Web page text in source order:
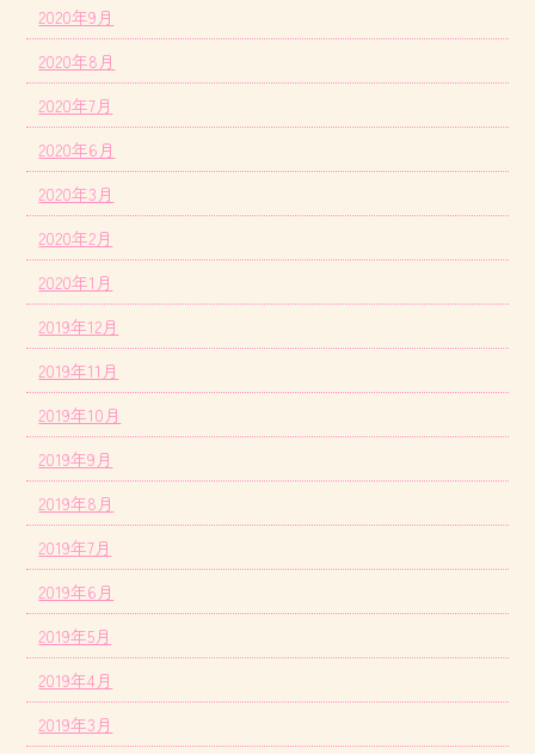
2020年9月
2020年8月
2020年7月
2020年6月
2020年3月
2020年2月
2020年1月
2019年12月
2019年11月
2019年10月
2019年9月
2019年8月
2019年7月
2019年6月
2019年5月
2019年4月
2019年3月